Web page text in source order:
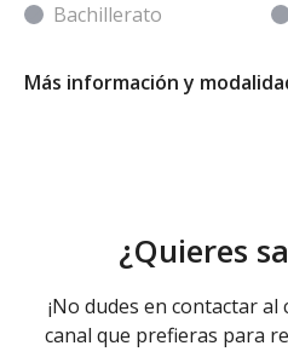
Bachillerato
Más información y
¿Quieres
¡No dudes en contactar
canal que prefieras para